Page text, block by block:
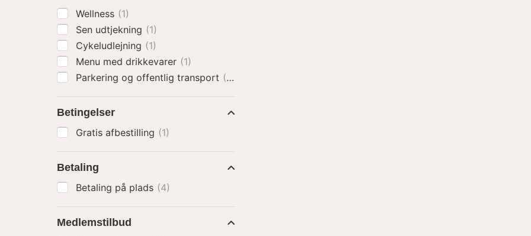
Wellness (1)
Sen udtjekning (1)
Cykeludlejning (1)
Menu med drikkevarer (1)
Parkering og offentlig transport (1)
Betingelser
Gratis afbestilling (1)
Betaling
Betaling på plads (4)
Medlemstilbud